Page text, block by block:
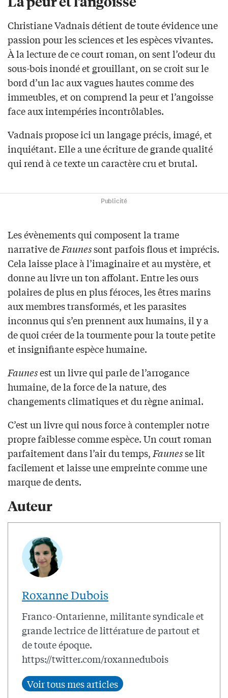
Christiane Vadnais détient de toute évidence une
passion pour les sciences et les espèces vivantes.
À la lecture de ce court roman, on sent l’odeur du
sous-bois inondé et grouillant, on se croit sur le
bord d’un lac aux vagues hautes comme des
immeubles, et on comprend la peur et l’angoisse
face aux intempéries incontrôlables.
Vadnais propose ici un langage précis, imagé, et
inquiétant. Elle a une écriture de grande qualité
qui rend à ce texte un caractère cru et brutal.
Publicité
Les évènements qui composent la trame
narrative deFaunessont parfois flous et imprécis.
Cela laisse place à l’imaginaire et au mystère, et
donne au livre un ton affolant. Entre les ours
polaires de plus en plus féroces, les êtres marins
aux membres transformés, et les parasites
inconnus qui s’en prennent aux humains, il y a
de quoi créer de la tourmente pour la toute petite
et insignifiante espèce humaine.
Faunesest un livre qui parle de l’arrogance
humaine, de la force de la nature, des
changements climatiques et du règne animal.
C’est un livre qui nous force à contempler notre
propre faiblesse comme espèce. Un court roman
parfaitement dans l’air du temps, Faunesse lit
facilement et laisse une empreinte comme une
marque de dents.
Auteur
Roxanne Dubois
Franco-Ontarienne, militante syndicale et
grande lectrice de littérature de partout et
de toute époque.
https://twitter.com/roxannedubois